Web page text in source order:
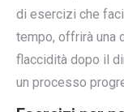
di esercizi che
tempo, offrirà una
flaccidità dopo il
un processo